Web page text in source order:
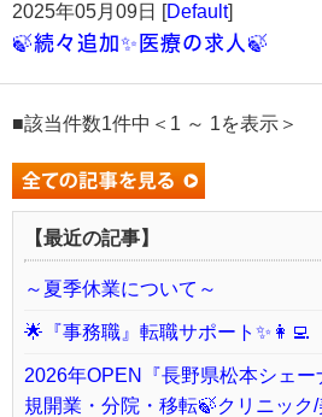
2025年05月09日 [Default]
🍃続々追加✨医療の求人🍃
■該当件数1件中＜1 ～ 1を表示＞
【最近の記事】
～夏季休業について～
🌟『事務職』転職サポート✨👩‍💻
2026年OPEN『長野県松本シェ
規開業・分院・移転🍃クリニック